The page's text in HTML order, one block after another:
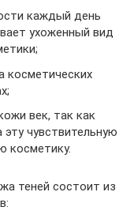
каждый день
ухоженный вид
косметических
век, так как
чувствительную
косметику.
теней состоит из